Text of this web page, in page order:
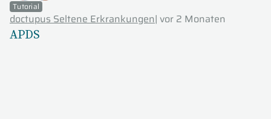
Tutorial
doctupus Seltene Erkrankungen| vor 2 Monaten
APDS